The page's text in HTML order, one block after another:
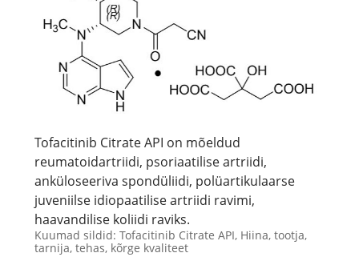
Tofacitinib Citrate API on mõeldud
reumatoidartriidi, psoriaatilise artriidi,
anküloseeriva spondüliidi, polüartikulaarse
juveniilse idiopaatilise artriidi ravimi,
haavandilise koliidi raviks.
Kuumad sildid: Tofacitinib Citrate API, Hiina, tootja,
tarnija, tehas, kõrge kvaliteet